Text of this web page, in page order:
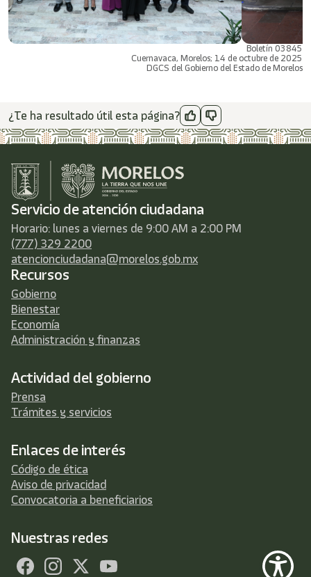
Boletín 03845
Cuernavaca, Morelos; 14 de octubre de 2025
DGCS del Gobierno del Estado de Morelos
¿Te ha resultado útil esta página?
Servicio de atención ciudadana
Horario: lunes a viernes de 9:00 AM a 2:00 PM
(777) 329 2200
atencionciudadana@morelos.gob.mx
Recursos
Gobierno
Bienestar
Economía
Administración y finanzas
Actividad del gobierno
Prensa
Trámites y servicios
Enlaces de interés
Código de ética
Aviso de privacidad
Convocatoria a beneficiarios
Nuestras redes